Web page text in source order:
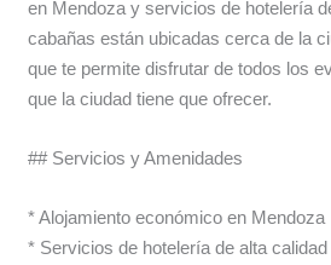
en Mendoza y servicios de hotelería
cabañas están ubicadas cerca de la
que te permite disfrutar de todos los
que la ciudad tiene que ofrecer.
## Servicios y Amenidades
* Alojamiento económico en Mendoza
* Servicios de hotelería de alta calidad